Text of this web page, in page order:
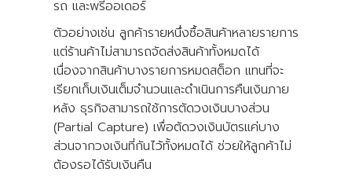
รถ และพรีออเดอร์
ตัวอย่างเช่น ลูกค้ารายหนึ่งซื้อสินค้าหลายรายการ
แต่ร้านค้าไม่สามารถจัดส่งสินค้าทั้งหมดได้
เนื่องจากสินค้าบางรายการหมดสต็อก แทนที่จะ
เรียกเก็บเงินเต็มจำนวนและดำเนินการคืนเงินภาย
หลัง ธุรกิจสามารถใช้การตัดวงเงินบางส่วน
(Partial Capture) เพื่อตัดวงเงินบัตรแค่บาง
ส่วนจากวงเงินที่กันไว้ทั้งหมดได้ ช่วยให้ลูกค้าไม่
ต้องรอได้รับเงินคืน